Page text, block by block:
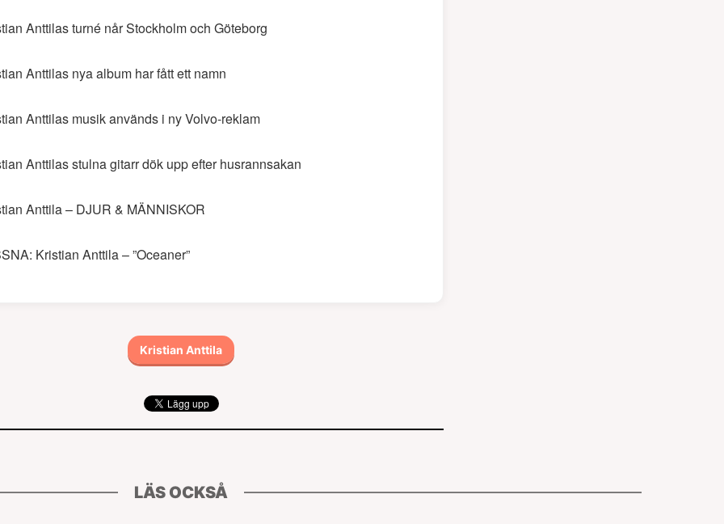
Anttilas turné når Stockholm och Göteborg
Anttilas nya album har fått ett namn
Anttilas musik används i ny Volvo-reklam
Anttilas stulna gitarr dök upp efter husrannsakan
Anttila – DJUR & MÄNNISKOR
Kristian Anttila – ”Oceaner”
Kristian Anttila
LÄS OCKSÅ